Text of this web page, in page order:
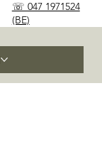
☏ 047 1971524
(BE)